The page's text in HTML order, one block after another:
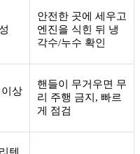
안전한 곳에 세우고
엔진을 식힌 뒤 냉
각수/누수 확인
상
핸들이 무거우면 무
리 주행 금지, 빠르
게 점검